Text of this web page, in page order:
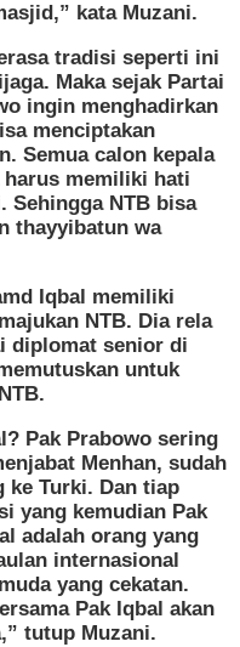
kata Muzani.
tradisi seperti ini
Maka sejak Partai
ingin menghadirkan
menciptakan
Semua calon kepala
harus memiliki hati
Sehingga NTB bisa
thayyibatun wa
Iqbal memiliki
NTB. Dia rela
diplomat senior di
untuk
Pak Prabowo sering
Menhan, sudah
ke Turki. Dan tiap
yang kemudian Pak
adalah orang yang
internasional
yang cekatan.
Pak Iqbal akan
tutup Muzani.